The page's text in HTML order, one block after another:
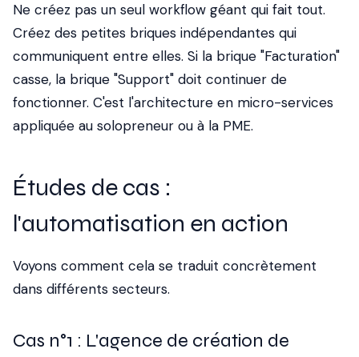
Ne créez pas un seul workflow géant qui fait tout.
Créez des petites briques indépendantes qui
communiquent entre elles. Si la brique "Facturation"
casse, la brique "Support" doit continuer de
fonctionner. C'est l'architecture en micro-services
appliquée au solopreneur ou à la PME.
Études de cas :
l'automatisation en action
Voyons comment cela se traduit concrètement
dans différents secteurs.
Cas n°1 : L'agence de création de